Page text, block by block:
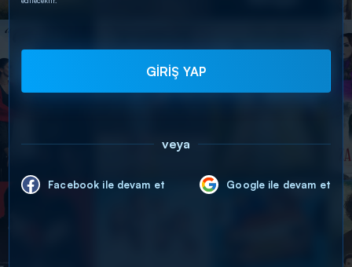
GİRİŞ YAP
veya
Facebook ile devam et Google ile devam et